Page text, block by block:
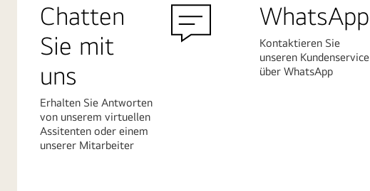
Chatten
Sie mit
uns
Erhalten Sie Antworten
von unserem virtuellen
Assitenten oder einem
unserer Mitarbeiter
WhatsApp
Kontaktieren Sie
unseren Kundenservice
über WhatsApp